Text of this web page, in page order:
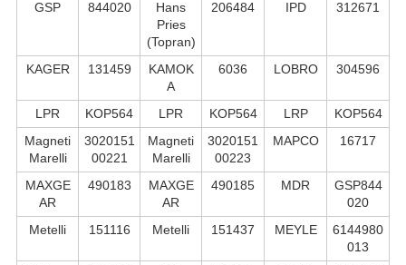
GSP 844020
Hans
Pries
(Topran)
206484 IPD 312671
KAGER 131459
KAMOK
A
6036 LOBRO 304596
LPR KOP564 LPR KOP564 LRP
KOP564
Magneti
Marelli
3020151
00221
Magneti
Marelli
3020151
00223
MAPCO 16717
MAXGE
AR
490183
MAXGE
AR
490185 MDR
GSP844
020
Metelli
151116 Metelli 151437 MEYLE
6144980
013